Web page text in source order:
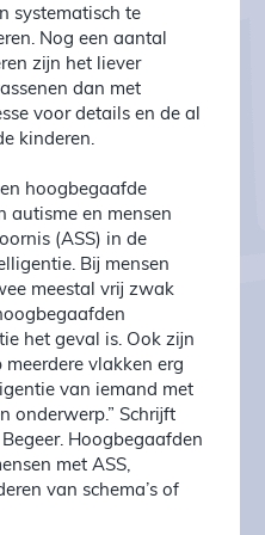
systematisch te
Nog een aantal
zijn het liever
dan met
voor details en de al
kinderen.
hoogbegaafde
autisme en mensen
(ASS) in de
Bij mensen
meestal vrij zwak
het geval is. Ook zijn
vlakken erg
van iemand met
onderwerp.” Schrijft
Hoogbegaafden
met ASS,
van schema’s of